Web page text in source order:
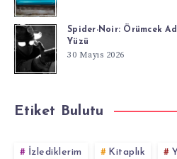
Spider-Noir: Örümcek
Yüzü
30 Mayıs 2026
Etiket Bulutu
İzlediklerim Kitaplık